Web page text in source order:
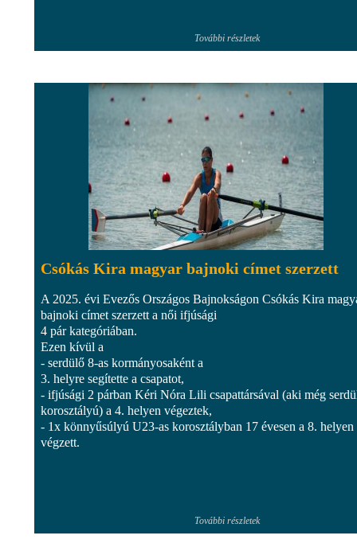
További részletek
Csókás Kira magyar bajnoki címet szerzett
A 2025. évi Evezős Országos Bajnokságon Csókás Kira
bajnoki címet szerzett a női ifjúsági
4 pár kategóriában.
Ezen kívül a
- serdülő 8-as kormányosaként a
3. helyre segítette a csapatot,
- ifjúsági 2 párban Kéri Nóra Lili csapattársával (aki még
korosztályú) a 4. helyen végeztek,
- 1x könnyűsúlyú U23-as korosztályban 17 évesen a 8. helyen
végzett.
További részletek